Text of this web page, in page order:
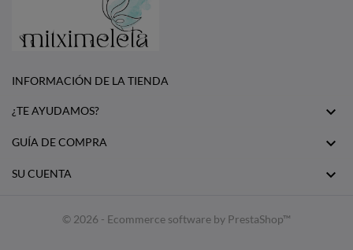
INFORMACIÓN DE LA TIENDA
¿TE AYUDAMOS? 
GUÍA DE COMPRA 
SU CUENTA 
© 2026 - Ecommerce software by PrestaShop™